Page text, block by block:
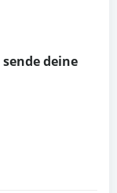
sende deine